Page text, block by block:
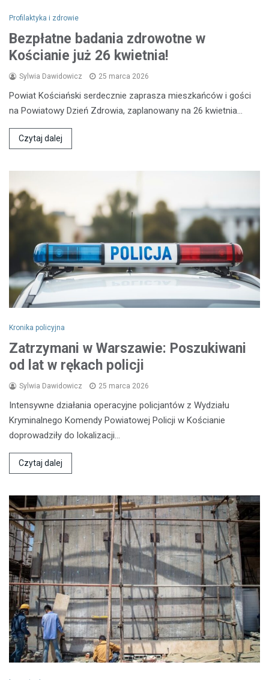
Profilaktyka i zdrowie
Bezpłatne badania zdrowotne w
Kościanie już 26 kwietnia!
Sylwia Dawidowicz 25 marca 2026
Powiat Kościański serdecznie zaprasza mieszkańców i gości
na Powiatowy Dzień Zdrowia, zaplanowany na 26 kwietnia…
Czytaj dalej
Kronika policyjna
Zatrzymani w Warszawie: Poszukiwani
od lat w rękach policji
Sylwia Dawidowicz 25 marca 2026
Intensywne działania operacyjne policjantów z Wydziału
Kryminalnego Komendy Powiatowej Policji w Kościanie
doprowadziły do lokalizacji…
Czytaj dalej